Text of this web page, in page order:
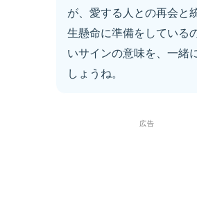
が、愛する人との再会と
生懸命に準備をしている
いサインの意味を、一緒
しょうね。
広告